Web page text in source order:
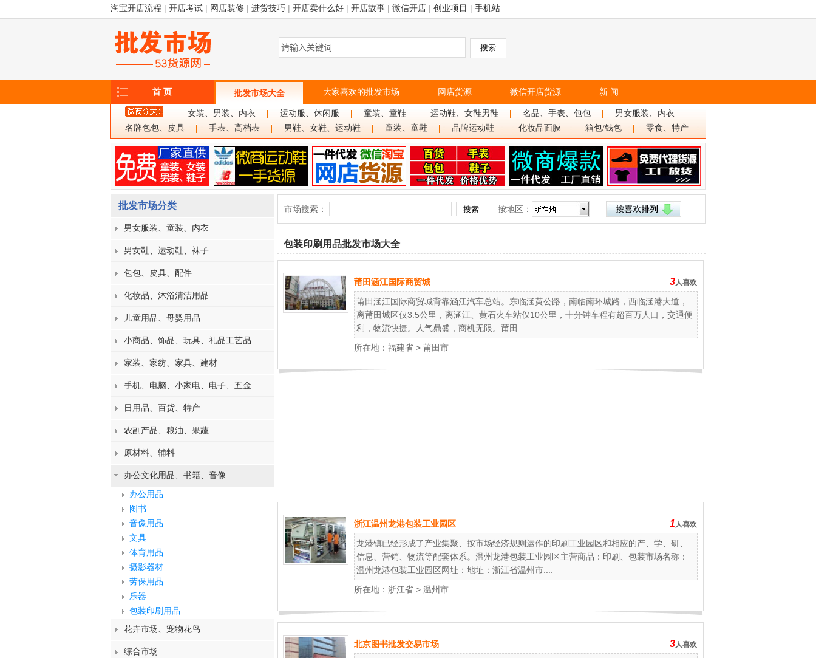
淘宝开店流程 | 开店考试 | 网店装修 | 进货技巧 | 开店卖什么好 | 开店故事 | 微信开店 | 创业项目 | 手机站
首 页 批发市场大全 大家喜欢的批发市场 网店货源 微信开店货源 新 闻
女装、男装、内衣 运动服、休闲服 童装、童鞋 运动鞋、女鞋男鞋 名品、手表、包包
男女服装、内衣
名牌包包、皮具
手表、高档表 男鞋、女鞋、运动鞋 童装、童鞋 品牌运动鞋 化妆品面膜 箱包/钱包 零食、特产
批发市场分类
男女服装、童装、内衣
男女鞋、运动鞋、袜子
包包、皮具、配件
化妆品、沐浴清洁用品
儿童用品、母婴用品
小商品、饰品、玩具、礼品工艺品
家装、家纺、家具、建材
手机、电脑、小家电、电子、五金
日用品、百货、特产
农副产品、粮油、果蔬
原材料、辅料
办公文化用品、书籍、音像
办公用品
图书
音像用品
文具
体育用品
摄影器材
劳保用品
乐器
包装印刷用品
花卉市场、宠物花鸟
综合市场
市场搜索： 按地区：
包装印刷用品批发市场大全
莆田涵江国际商贸城 3人喜欢
莆田涵江国际商贸城背靠涵江汽车总站。东临涵黄公路，南临南环城路，西临涵港大道，
离莆田城区仅3.5公里，离涵江、黄石火车站仅10公里，十分钟车程有超百万人口，交通便
利，物流快捷。人气鼎盛，商机无限。莆田....
所在地： 福建省 > 莆田市
浙江温州龙港包装工业园区 1人喜欢
龙港镇已经形成了产业集聚、按市场经济规则运作的印刷工业园区和相应的产、学、研、
信息、营销、物流等配套体系。温州龙港包装工业园区主营商品：印刷、包装市场名称：
温州龙港包装工业园区网址：地址：浙江省温州市....
所在地： 浙江省 > 温州市
北京图书批发交易市场 3人喜欢